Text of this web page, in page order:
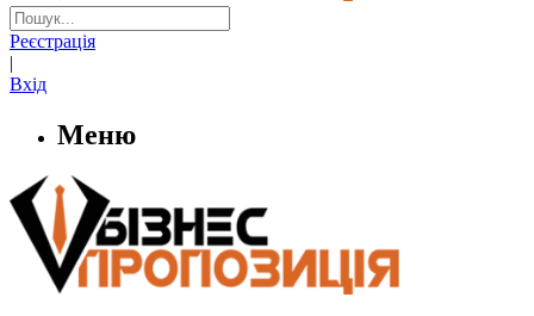
Реєстрація
|
Вхід
Меню